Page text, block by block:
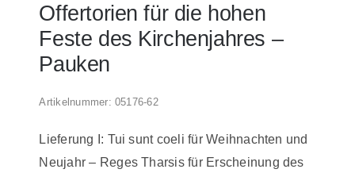
Kontakt
Offertorien für die hohen
Feste des Kirchenjahres –
Pauken
Artikelnummer: 05176-62
Lieferung I: Tui sunt coeli für Weihnachten und
Neujahr – Reges Tharsis für Erscheinung des